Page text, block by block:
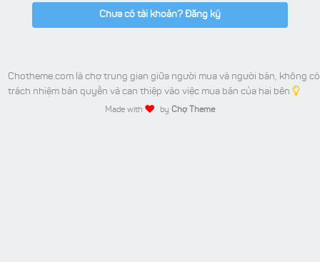
Chưa có tài khoản? Đăng ký
Chotheme.com là chợ trung gian giữa người mua và người bán, không có
trách nhiệm bản quyền và can thiệp vào việc mua bán của hai bên
Made with by Chợ Theme